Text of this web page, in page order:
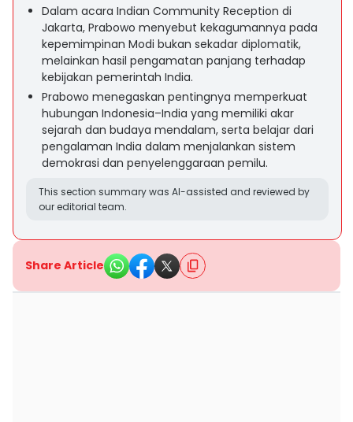
Dalam acara Indian Community Reception di
Jakarta, Prabowo menyebut kekagumannya pada
kepemimpinan Modi bukan sekadar diplomatik,
melainkan hasil pengamatan panjang terhadap
kebijakan pemerintah India.
Prabowo menegaskan pentingnya memperkuat
hubungan Indonesia–India yang memiliki akar
sejarah dan budaya mendalam, serta belajar dari
pengalaman India dalam menjalankan sistem
demokrasi dan penyelenggaraan pemilu.
This section summary was AI-assisted and reviewed by
our editorial team.
Share Article